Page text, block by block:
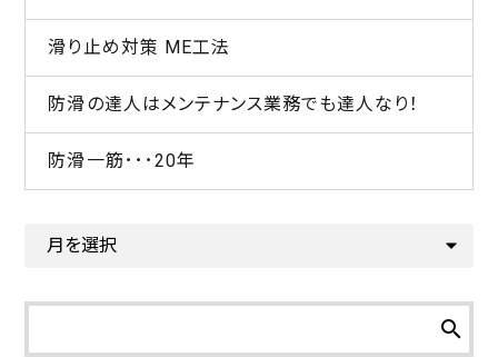
滑り止め対策 ME工法
防滑の達人はメンテナンス業務でも達人なり！
防滑一筋･･･20年
search